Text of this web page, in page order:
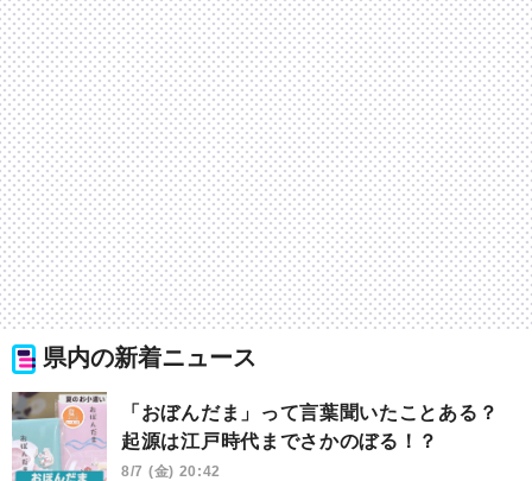
県内の新着ニュース
「おぼんだま」って言葉聞いたことある？
起源は江戸時代までさかのぼる！？
8/7 (金) 20:42